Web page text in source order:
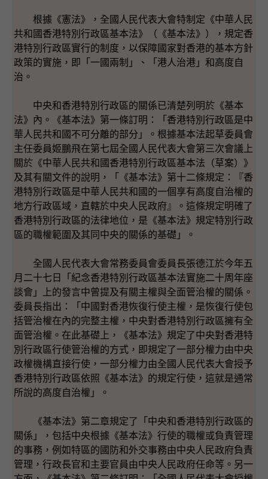
根據《憲法》，全國人民代表大會特制定《中華人民
共和國香港特別行政區基本法》（《基本法》），規定香
港特別行政區實行的制度，以保障國家對香港的基本方針
政策的實施，即「一國兩制」、「港人治港」和高度自
治。
中央和香港特別行政區的關係已清楚列明於《基本
法》內。《基本法》第一條訂明：「香港特別行政區是中
華人民共和國不可分離的部分」。根據基本法起草委員會
主任委員姬鵬飛在第七屆全國人民代表大會第三次會議上
關於《中華人民共和國香港特別行政區基本法（草案）》
及其有關文件的說明，「《基本法》第十二條規定：『香
港特別行政區是中華人民共和國的一個享有高度自治權的
地方行政區域，直轄於中央人民政府』。這條規定明確了
香港特別行政區的法律地位，是《基本法》規定特別行政
區的職權範圍及其同中央的關係的基礎」。
全國人民代表大會常務委員會委員長張德江於今年五
月二十七日「紀念香港特別行政區基本法實施二十周年座
談會」上的發言中曾提及有關主權與全面管治權的關係。
委員長指出：「中國對香港恢復行使主權，是恢復行使包
括管治權在內的完整主權，中央對香港特別行政區擁有全
面管治權。在此基礎上，《基本法》規定了中央對香港特
別行政區行使管治權的方式，即規定了一部分權力由中央
政權機構直接行使，一部分權力由全國人民代表大會授予
香港特別行政區依照《基本法》的規定行使，這就是通常
所說的高度自治權」。
《基本法》第二章規定了「中央和香港特別行政區的
關係」，包括中央根據《基本法》行使的職權或負責管理
的事務，例如特區的國防和外交事務由中央人民政府負責
管理，行政長官和主要官員由中央人民政府任命等。另一